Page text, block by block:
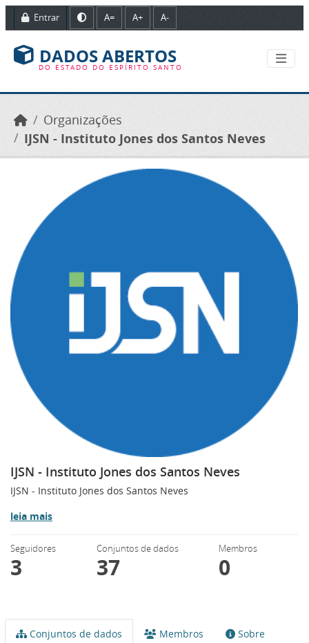
Ir para o conteúdo principal
Entrar A= A+ A-
DADOS ABERTOS
DO ESTADO DO ESPÍRITO SANTO
Organizações
IJSN - Instituto Jones dos Santos Neves
IJSN - Instituto Jones dos Santos Neves
IJSN - Instituto Jones dos Santos Neves
leia mais
Seguidores
3
Conjuntos de dados
37
Membros
0
Conjuntos de dados Membros Sobre